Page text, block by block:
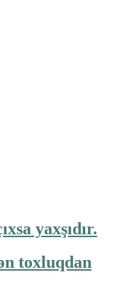
yaxşıdır.
toxluqdan